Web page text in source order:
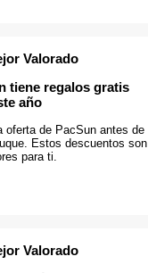
Valorado
tiene regalos gratis
año
oferta de PacSun antes de
Estos descuentos son
para ti.
Valorado